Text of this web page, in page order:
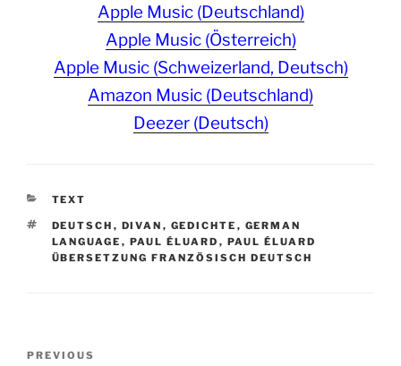
Apple Music (Deutschland)
Apple Music (Österreich)
Apple Music (Schweizerland, Deutsch)
Amazon Music (Deutschland)
Deezer (Deutsch)
CATEGORIES
TEXT
TAGS
DEUTSCH , DIVAN , GEDICHTE , GERMAN
LANGUAGE , PAUL ÉLUARD , PAUL ÉLUARD
ÜBERSETZUNG FRANZÖSISCH DEUTSCH
Previous
PREVIOUS